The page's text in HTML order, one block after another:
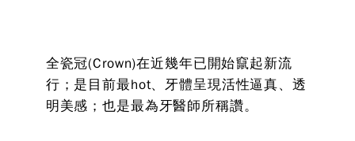
全瓷冠(Crown)在近幾年已開始竄起新流
行；是目前最hot、牙體呈現活性逼真、透
明美感；也是最為牙醫師所稱讚。